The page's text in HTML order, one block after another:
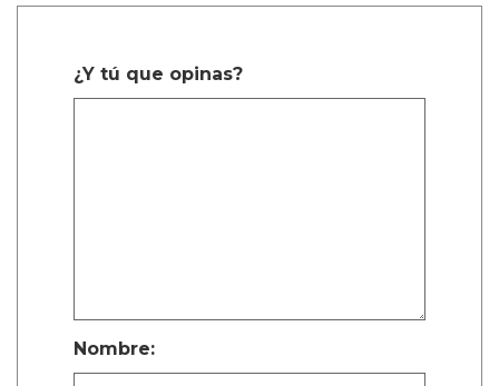
¿Y tú que opinas?
Nombre: